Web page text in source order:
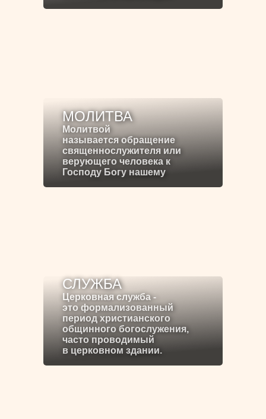
МОЛИТВА
Молитвой
называется обращение
священнослужителя или
верующего человека к
Господу Богу нашему
СЛУЖБА
Церковная служба -
это формализованный
период христианского
общинного богослужения,
часто проводимый
в церковном здании.